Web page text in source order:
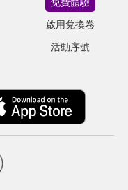
啟用兌換卷
活動序號